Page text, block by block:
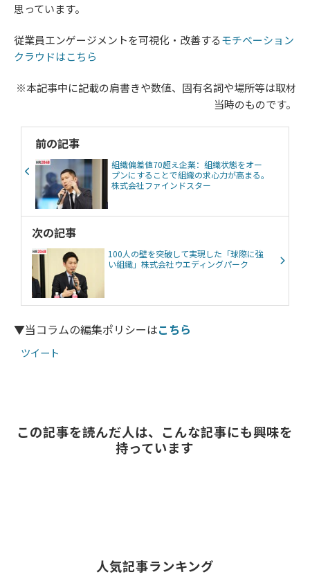
思っています。
従業員エンゲージメントを可視化・改善する​​​​​​​モチベーション
クラウドはこちら
※本記事中に記載の肩書きや数値、固有名詞や場所等は取材
当時のものです。
前の記事
組織偏差値70超え企業：組織状態をオー
プンにすることで組織の求心力が高まる。
株式会社ファインドスター
次の記事
100人の壁を突破して実現した「球際に強
い組織」株式会社ウエディングパーク
▼当コラムの編集ポリシーはこちら
ツイート
この記事を読んだ人は、こんな記事にも興味を
持っています
人気記事ランキング